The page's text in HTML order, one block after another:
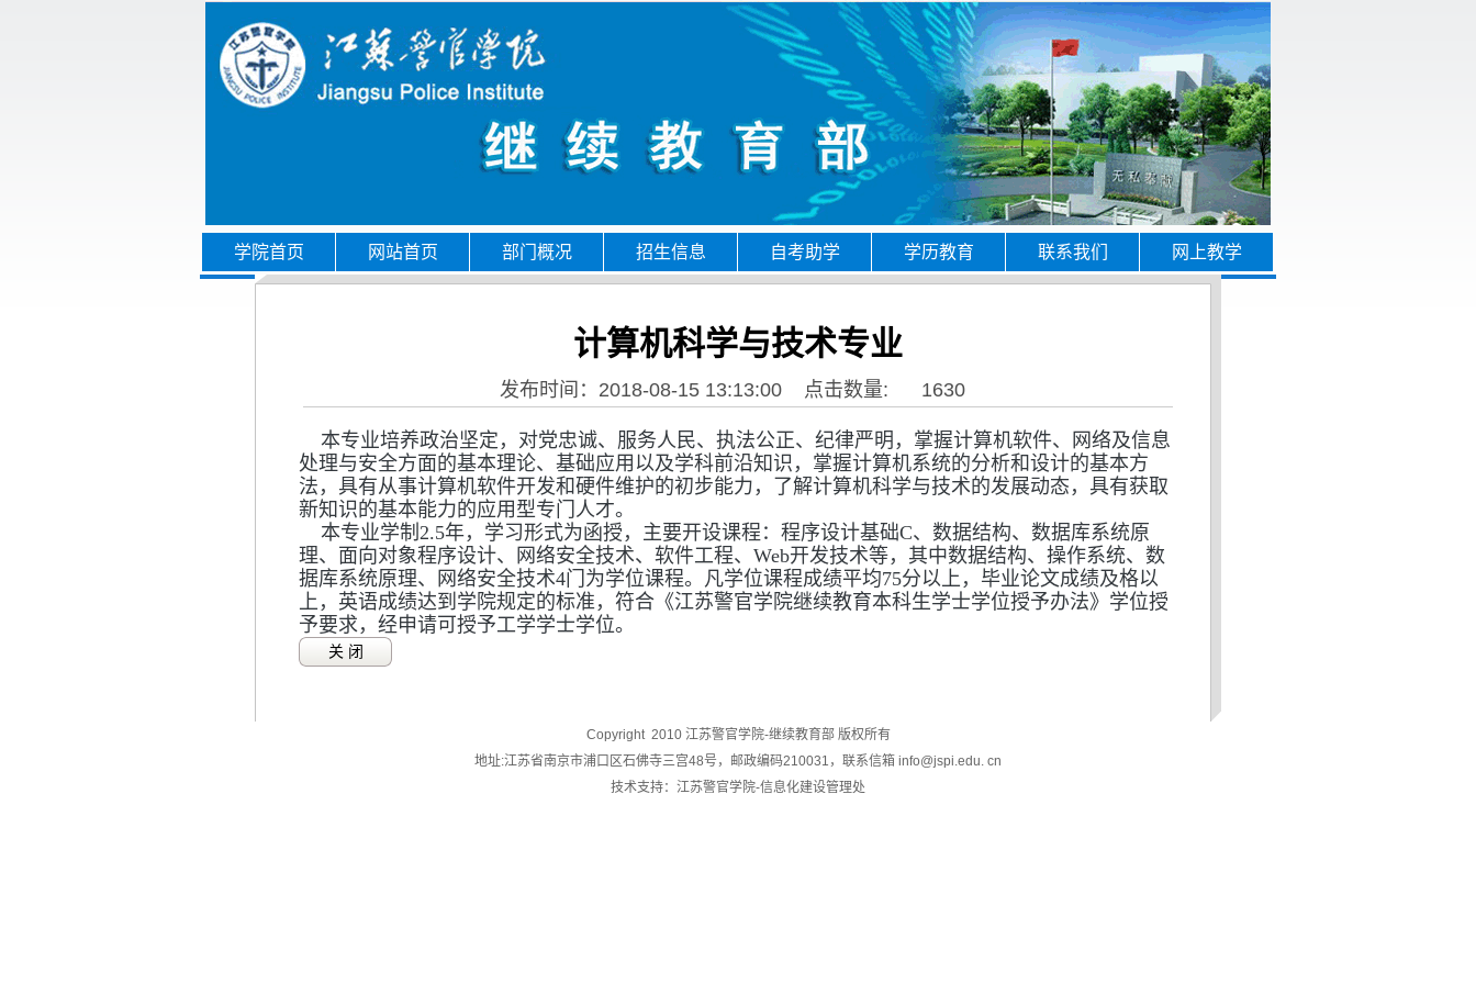
学院首页 网站首页 部门概况 招生信息 自考助学 学历教育 联系我们 网上教学
计算机科学与技术专业
发布时间：2018-08-15 13:13:00 点击数量: 1630
本专业培养政治坚定，对党忠诚、服务人民、执法公正、纪律严明，掌握计算机软件、网络及信息
处理与安全方面的基本理论、基础应用以及学科前沿知识，掌握计算机系统的分析和设计的基本方
法，具有从事计算机软件开发和硬件维护的初步能力，了解计算机科学与技术的发展动态，具有获取
新知识的基本能力的应用型专门人才。
本专业学制2.5年，学习形式为函授，主要开设课程：程序设计基础C、数据结构、数据库系统原
理、面向对象程序设计、网络安全技术、软件工程、Web开发技术等，其中数据结构、操作系统、数
据库系统原理、网络安全技术4门为学位课程。 凡学位课程成绩平均75分以上，毕业论文成绩及格以
上，英语成绩达到学院规定的标准，符合《江苏警官学院继续教育本科生学士学位授予办法》学位授
予要求，经申请可授予工学学士学位。
关 闭
Copyright 2010 江苏警官学院-继续教育部 版权所有
地址:江苏省南京市浦口区石佛寺三宫48号，邮政编码210031，联系信箱 info@jspi.edu. cn
技术支持：江苏警官学院-信息化建设管理处